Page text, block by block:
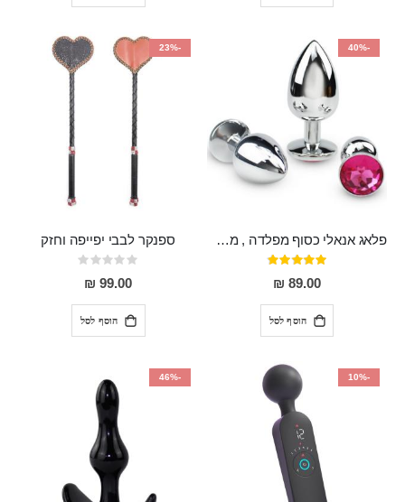
-40%
פלאג אנאלי כסוף מפלדה , מתאים ללבישה מתחת לבגדים, בגודל 7.3 על 2.8 ס"מ
דירוג:
97%
89.00 ₪
הוסף לסל
-23%
ספנקר לבבי יפייפה וחזק
Rating:
0%
99.00 ₪
הוסף לסל
-10%
-46%